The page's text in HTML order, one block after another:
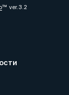
ver. 3.2